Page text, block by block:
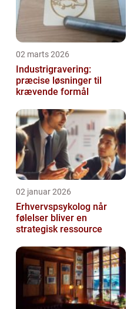
02 marts 2026
Industrigravering:
præcise løsninger til
krævende formål
02 januar 2026
Erhvervspsykolog når
følelser bliver en
strategisk ressource